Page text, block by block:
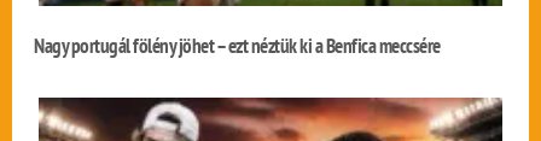
Nagy portugál fölény jöhet – ezt néztük ki a Benfica meccsére